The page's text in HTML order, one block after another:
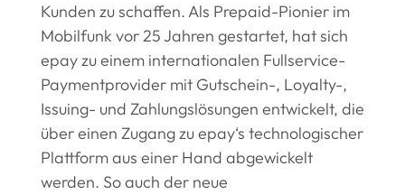
Kunden zu schaffen. Als Prepaid-Pionier im
Mobilfunk vor 25 Jahren gestartet, hat sich
epay zu einem internationalen Fullservice-
Paymentprovider mit Gutschein-, Loyalty-,
Issuing- und Zahlungslösungen entwickelt, die
über einen Zugang zu epay‘s technologischer
Plattform aus einer Hand abgewickelt
werden. So auch der neue